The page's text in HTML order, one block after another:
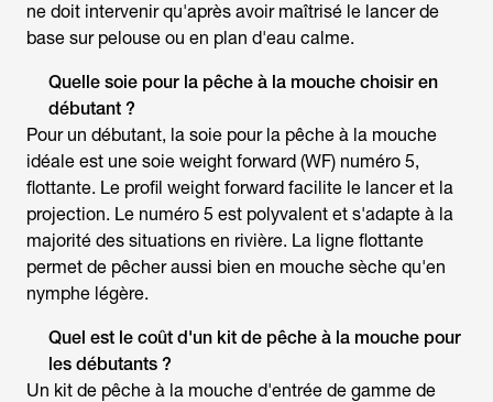
ne doit intervenir qu'après avoir maîtrisé le lancer de
base sur pelouse ou en plan d'eau calme.
Quelle soie pour la pêche à la mouche choisir en
débutant ?
Pour un débutant, la soie pour la pêche à la mouche
idéale est une soie weight forward (WF) numéro 5,
flottante. Le profil weight forward facilite le lancer et la
projection. Le numéro 5 est polyvalent et s'adapte à la
majorité des situations en rivière. La ligne flottante
permet de pêcher aussi bien en mouche sèche qu'en
nymphe légère.
Quel est le coût d'un kit de pêche à la mouche pour
les débutants ?
Un kit de pêche à la mouche d'entrée de gamme de